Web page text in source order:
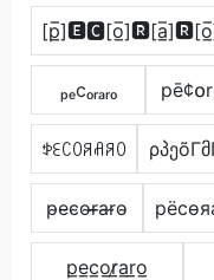
ₚₑcₒᵣₐᵣₒ pē¢໐
ꉣꏂꉔꄲꋪꋬꋪꄲ
p̴e̴c̴o̴r̴̶a̴r̴o̴
p̲e̲c̲o̲r̷̲a̲r̲o̲